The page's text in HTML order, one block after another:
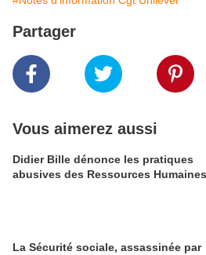
Partager
Vous aimerez aussi
Didier Bille dénonce les pratiques
abusives des Ressources Humaines
La Sécurité sociale, assassinée par